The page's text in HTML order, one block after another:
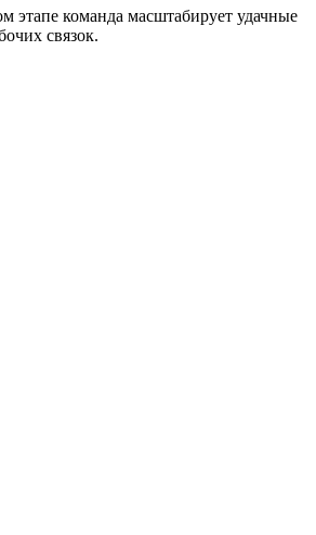
этапе команда масштабирует удачные
связок.